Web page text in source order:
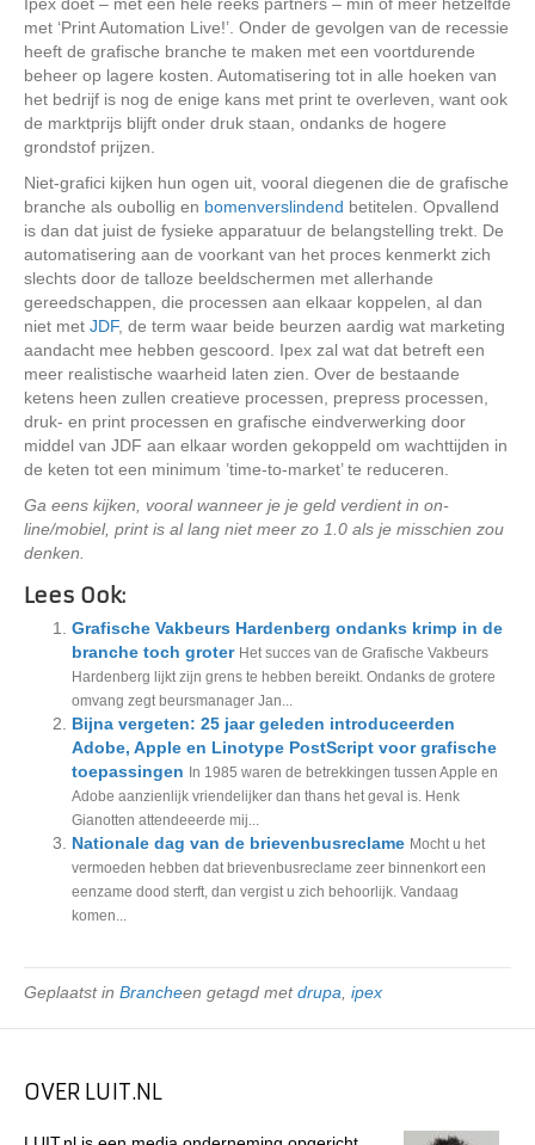
met ‘Print Automation Live!’. Onder de gevolgen van de recessie
heeft de grafische branche te maken met een voortdurende
beheer op lagere kosten. Automatisering tot in alle hoeken van
het bedrijf is nog de enige kans met print te overleven, want ook
de marktprijs blijft onder druk staan, ondanks de hogere
grondstof prijzen.
Niet-grafici kijken hun ogen uit, vooral diegenen die de grafische
branche als oubollig en bomenverslindend betitelen. Opvallend
is dan dat juist de fysieke apparatuur de belangstelling trekt. De
automatisering aan de voorkant van het proces kenmerkt zich
slechts door de talloze beeldschermen met allerhande
gereedschappen, die processen aan elkaar koppelen, al dan
niet met JDF, de term waar beide beurzen aardig wat marketing
aandacht mee hebben gescoord. Ipex zal wat dat betreft een
meer realistische waarheid laten zien. Over de bestaande
ketens heen zullen creatieve processen, prepress processen,
druk- en print processen en grafische eindverwerking door
middel van JDF aan elkaar worden gekoppeld om wachttijden in
de keten tot een minimum ’time-to-market’ te reduceren.
Ga eens kijken, vooral wanneer je je geld verdient in on-
line/mobiel, print is al lang niet meer zo 1.0 als je misschien zou
denken.
Lees Ook:
Grafische Vakbeurs Hardenberg ondanks krimp in de
branche toch groter Het succes van de Grafische Vakbeurs
Hardenberg lijkt zijn grens te hebben bereikt. Ondanks de grotere
omvang zegt beursmanager Jan...
Bijna vergeten: 25 jaar geleden introduceerden
Adobe, Apple en Linotype PostScript voor grafische
toepassingen In 1985 waren de betrekkingen tussen Apple en
Adobe aanzienlijk vriendelijker dan thans het geval is. Henk
Gianotten attendeeerde mij...
Nationale dag van de brievenbusreclame Mocht u het
vermoeden hebben dat brievenbusreclame zeer binnenkort een
eenzame dood sterft, dan vergist u zich behoorlijk. Vandaag
komen...
Geplaatst in Brancheen getagd metdrupa ipex
OVER LUIT.NL